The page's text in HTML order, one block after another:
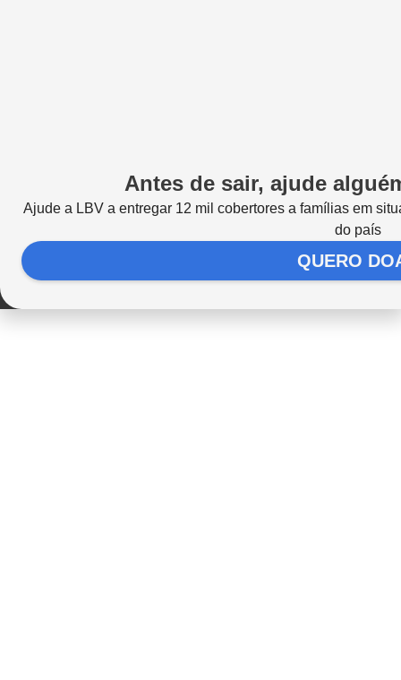
Antes de sair, ajude
Ajude a LBV a entregar 12 mil cobertores a famílias em
do país
QUERO